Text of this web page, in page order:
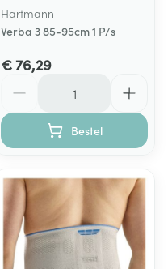
Hartmann
Verba 3 85-95cm 1 P/s
€ 76,29
Bestel